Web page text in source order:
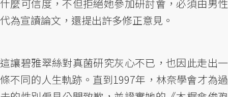
什麼可信度，不但拒絕她參加研討會，必須由男性
代為宣讀論文，還提出許多修正意見。
這讓碧雅翠絲對真菌研究灰心不已，也因此走出一
條不同的人生軌跡。直到1997年，林奈學會才為過